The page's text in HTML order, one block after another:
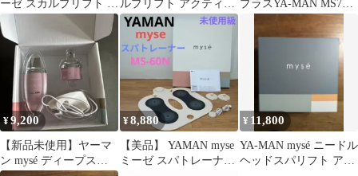
ーゼ スカルプリフト プ
ラス 美顔器 MS80
ルプリフト アクティブ
＊mysé＊MS-80G
プラスYA-MAN MS71L
¥9,200
【新品未使用】ヤーマ
ン mysé ディープスキ
¥8,880
【美品】 YAMAN myse
ミーゼ スパトレーナ
¥ 11,800
YA-MAN mysé ニードル
ヘッドスパリフト アク